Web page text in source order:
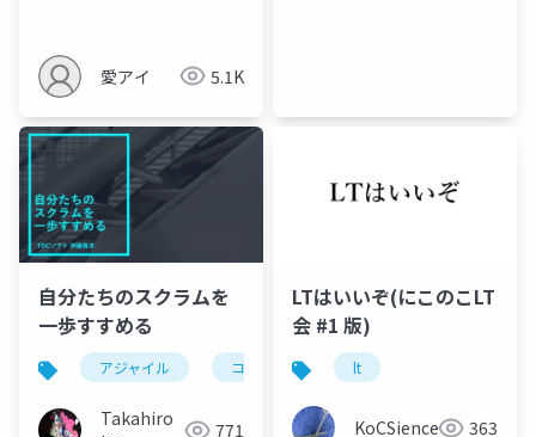
検証する
愛アイ 5.1K
自分たちのスクラムを
一歩すすめる
アジャイル コミュニティ スクラム
Takahiro
771
LTはいいぞ(にこのこLT
会 #1 版)
lt
KoCSience 363